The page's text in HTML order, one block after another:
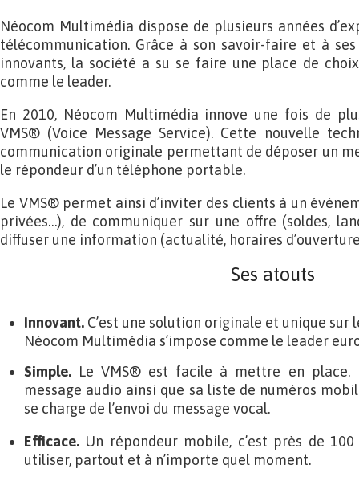
Néocom Multimédia dispose de plusieurs années
télécommunication. Grâce à son savoir-faire et à
innovants, la société a su se faire une place de
comme le leader.
En 2010, Néocom Multimédia innove une fois de
VMS® (Voice Message Service). Cette nouvelle
communication originale permettant de déposer un
le répondeur d’un téléphone portable.
Le VMS® permet ainsi d’inviter des clients à un
privées…), de communiquer sur une offre (soldes,
diffuser une information (actualité, horaires
Ses atouts
Innovant. C’est une solution originale et unique sur
Néocom Multimédia s’impose comme le leader
Simple. Le VMS® est facile à mettre en
message audio ainsi que sa liste de numéros
se charge de l’envoi du message vocal.
Efficace. Un répondeur mobile, c’est près de
utiliser, partout et à n’importe quel moment.